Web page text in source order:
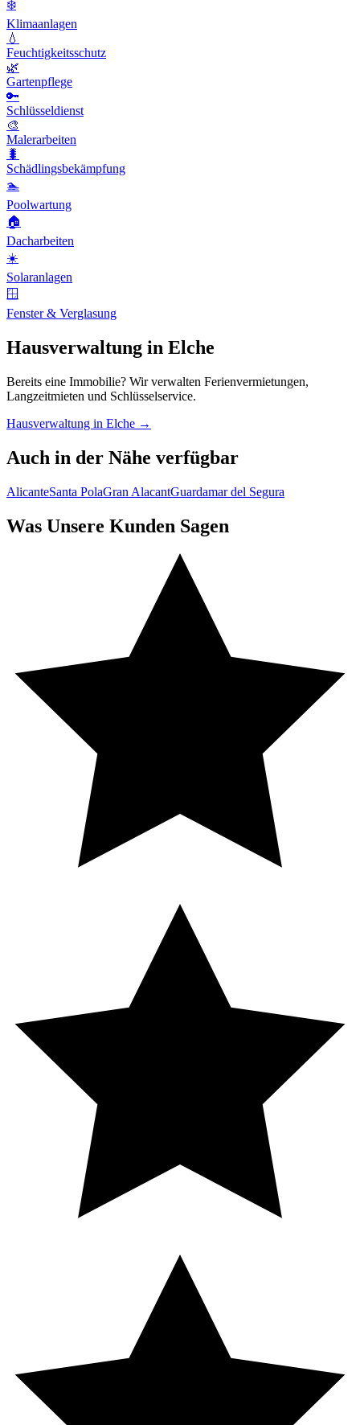
❄️
Klimaanlagen
💧
Feuchtigkeitsschutz
🌿
Gartenpflege
🔑
Schlüsseldienst
🎨
Malerarbeiten
🐛
Schädlingsbekämpfung
🏊
Poolwartung
🏠
Dacharbeiten
☀️
Solaranlagen
🪟
Fenster & Verglasung
Hausverwaltung in Elche
Bereits eine Immobilie? Wir verwalten Ferienvermietungen,
Langzeitmieten und Schlüsselservice.
Hausverwaltung in Elche →
Auch in der Nähe verfügbar
AlicanteSanta PolaGran AlacantGuardamar del Segura
Was Unsere Kunden Sagen